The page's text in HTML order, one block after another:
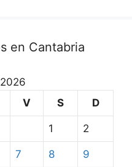
en Cantabria
V S D
1 2
7 8 9